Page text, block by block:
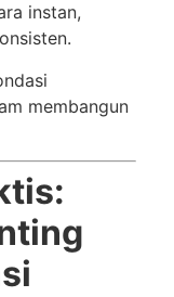
instan,
membangun